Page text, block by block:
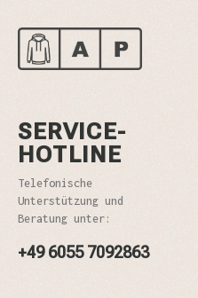
SERVICE-
HOTLINE
Telefonische
Unterstützung und
Beratung unter:
+49 6055 7092863